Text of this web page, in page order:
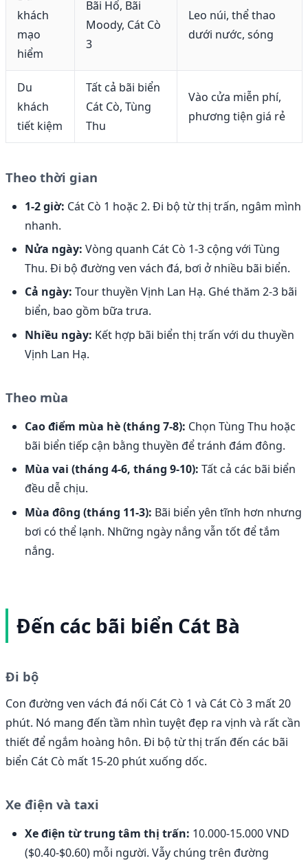
khách
mạo
hiểm
Bãi Hổ, Bãi
Moody, Cát Cò
3
Leo núi, thể thao
dưới nước, sóng
Du
khách
tiết kiệm
Tất cả bãi biển
Cát Cò, Tùng
Thu
Vào cửa miễn phí,
phương tiện giá rẻ
Theo thời gian
1-2 giờ: Cát Cò 1 hoặc 2. Đi bộ từ thị trấn, ngâm mình
nhanh.
Nửa ngày: Vòng quanh Cát Cò 1-3 cộng với Tùng
Thu. Đi bộ đường ven vách đá, bơi ở nhiều bãi biển.
Cả ngày: Tour thuyền Vịnh Lan Hạ. Ghé thăm 2-3 bãi
biển, bao gồm bữa trưa.
Nhiều ngày: Kết hợp bãi biển thị trấn với du thuyền
Vịnh Lan Hạ.
Theo mùa
Cao điểm mùa hè (tháng 7-8): Chọn Tùng Thu hoặc
bãi biển tiếp cận bằng thuyền để tránh đám đông.
Mùa vai (tháng 4-6, tháng 9-10): Tất cả các bãi biển
đều dễ chịu.
Mùa đông (tháng 11-3): Bãi biển yên tĩnh hơn nhưng
bơi có thể lạnh. Những ngày nắng vẫn tốt để tắm
nắng.
Đến các bãi biển Cát Bà
Đi bộ
Con đường ven vách đá nối Cát Cò 1 và Cát Cò 3 mất 20
phút. Nó mang đến tầm nhìn tuyệt đẹp ra vịnh và rất cần
thiết để ngắm hoàng hôn. Đi bộ từ thị trấn đến các bãi
biển Cát Cò mất 15-20 phút xuống dốc.
Xe điện và taxi
Xe điện từ trung tâm thị trấn: 10.000-15.000 VND
($0.40-$0.60) mỗi người. Vẫy chúng trên đường